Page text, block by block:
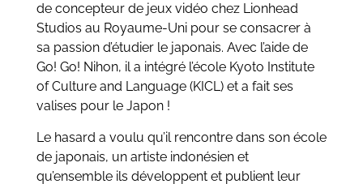
de concepteur de jeux vidéo chez Lionhead
Studios au Royaume-Uni pour se consacrer à
sa passion d’étudier le japonais. Avec l’aide de
Go! Go! Nihon, il a intégré l’école Kyoto Institute
of Culture and Language (KICL) et a fait ses
valises pour le Japon !
Le hasard a voulu qu’il rencontre dans son école
de japonais, un artiste indonésien et
qu’ensemble ils développent et publient leur